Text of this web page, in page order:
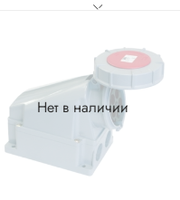
Нет в наличии